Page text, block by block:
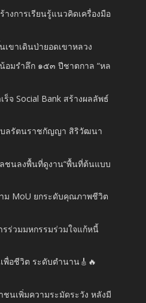
างการเรียนรู้แนวคิดเครื่องมือ
ขาเดินป่ายอดเขาหลวง
อมรำลึก ๑๕๓ ปีชาตกาล “หล
ร็จ Social Bank สร้างผลลัพธ์
ลรัตนราชกัญญา สิริวัฒนา
ชนลงพื้นที่ดูงาน“พื้นที่ต้นแบบ
ม MoU ยกระดับคุณภาพชีวิต
ร่วมมหกรรมร่วมใจแก้หนี้
พื่อชีวิต ระดับตำนาน🎸🔥
นเพิ่มความระมัดระวัง หลังมี